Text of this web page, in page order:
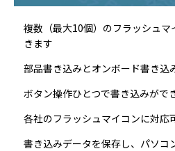
複数（最大10個）のフラッシュ
きます
部品書き込みとオンボード書き込
ボタン操作ひとつで書き込みがで
各社のフラッシュマイコンに対応
書き込みデータを保存し、パソコ